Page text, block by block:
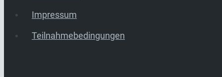
Impressum
Teilnahmebedingungen